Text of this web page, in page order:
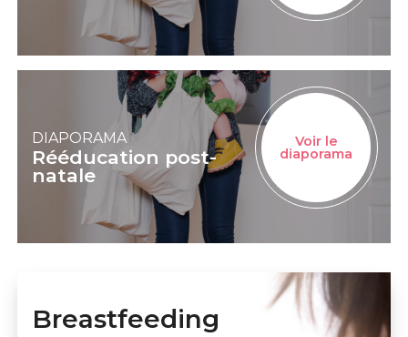
DIAPORAMA
Rééducation post-
natale
Voir le
diaporama
Breastfeeding